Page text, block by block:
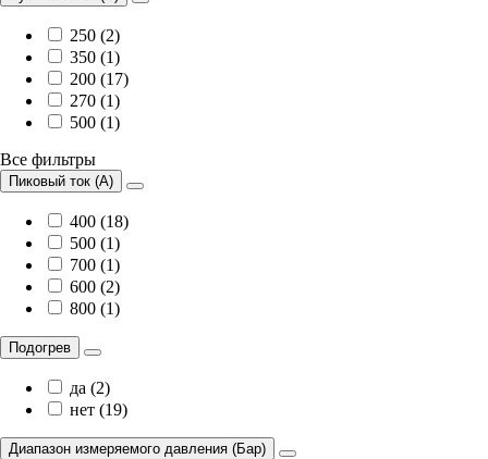
250 (2)
350 (1)
200 (17)
270 (1)
500 (1)
Все фильтры
Пиковый ток (А)
400 (18)
500 (1)
700 (1)
600 (2)
800 (1)
Подогрев
да (2)
нет (19)
Диапазон измеряемого давления (Бар)